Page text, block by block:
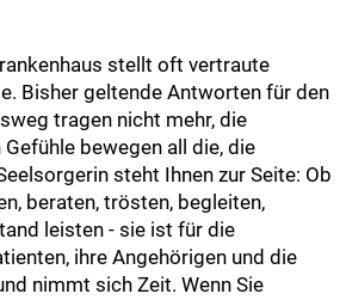
stellt oft vertraute
Bisher geltende Antworten für den
tragen nicht mehr, die
bewegen all die, die
steht Ihnen zur Seite: Ob
beraten, trösten, begleiten,
leisten - sie ist für die
ihre Angehörigen und die
nimmt sich Zeit. Wenn Sie